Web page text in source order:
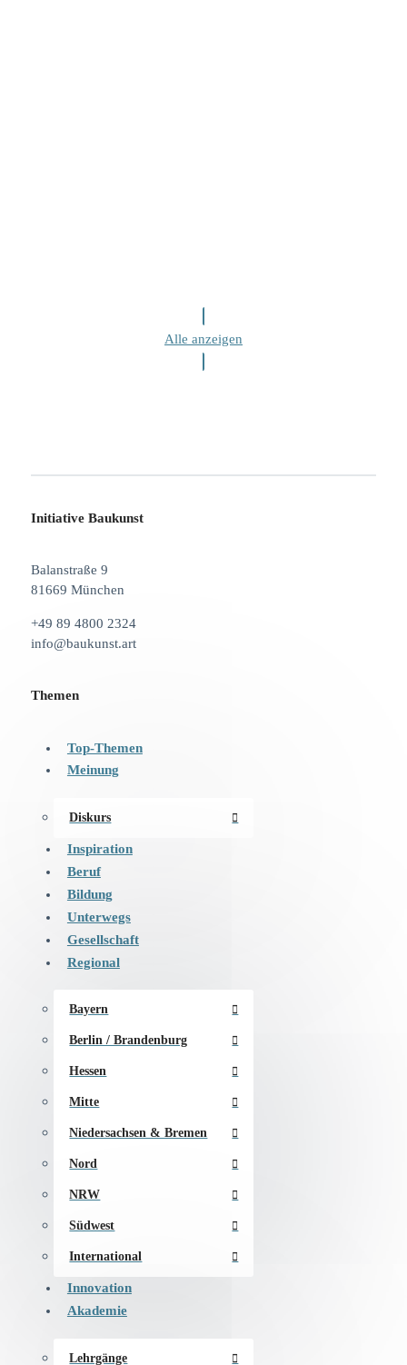
Alle anzeigen
Initiative Baukunst
Balanstraße 9
81669 München
+49 89 4800 2324
info@baukunst.art
Themen
Top-Themen
Meinung
Diskurs
Inspiration
Beruf
Bildung
Unterwegs
Gesellschaft
Regional
Bayern
Berlin / Brandenburg
Hessen
Mitte
Niedersachsen & Bremen
Nord
NRW
Südwest
International
Innovation
Akademie
Lehrgänge